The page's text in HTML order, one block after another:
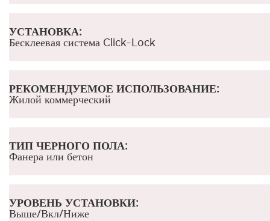
УСТАНОВКА:
Бесклеевая система Click-Lock
РЕКОМЕНДУЕМОЕ ИСПОЛЬЗОВАНИЕ:
Жилой коммерческий
ТИП ЧЕРНОГО ПОЛА:
Фанера или бетон
УРОВЕНЬ УСТАНОВКИ:
Выше/Вкл/Ниже